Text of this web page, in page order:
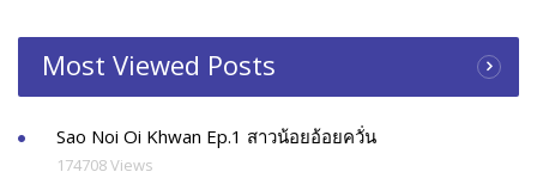
Most Viewed Posts
Sao Noi Oi Khwan Ep.1 สาวน้อยอ้อยควั่น
174708 Views